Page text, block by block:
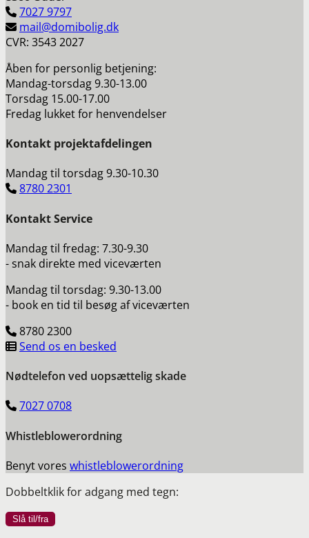
7027 9797
mail@domibolig.dk
CVR: 3543 2027
Åben for personlig betjening:
Mandag-torsdag 9.30-13.00
Torsdag 15.00-17.00
Fredag lukket for henvendelser
Kontakt projektafdelingen
Mandag til torsdag 9.30-10.30
8780 2301
Kontakt Service
Mandag til fredag: 7.30-9.30
- snak direkte med viceværten
Mandag til torsdag: 9.30-13.00
- book en tid til besøg af viceværten
8780 2300
Send os en besked
Nødtelefon ved uopsættelig skade
7027 0708
Whistleblowerordning
Benyt vores whistleblowerordning
Dobbeltklik for adgang med tegn: